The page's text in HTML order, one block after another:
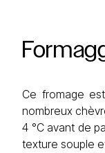
Ce fromage
nombreux
4 °C avant de
texture souple